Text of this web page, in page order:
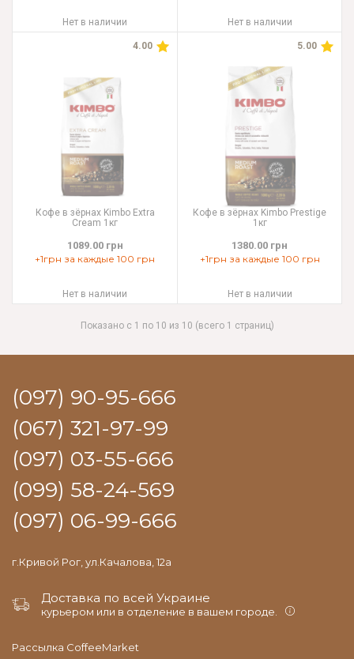
Нет в наличии Нет в наличии
4.00
Кофе в зёрнах Kimbo Extra
Cream 1кг
1089.00 грн
+1грн за каждые 100 грн
Нет в наличии
5.00
Кофе в зёрнах Kimbo Prestige
1кг
1380.00 грн
+1грн за каждые 100 грн
Нет в наличии
Показано с 1 по 10 из 10 (всего 1 страниц)
(097) 90-95-666
(067) 321-97-99
(097) 03-55-666
(099) 58-24-569
(097) 06-99-666
г.Кривой Рог, ул.Качалова, 12а
Доставка по всей Украине
курьером или в отделение в вашем городе.
Рассылка CoffeeMarket